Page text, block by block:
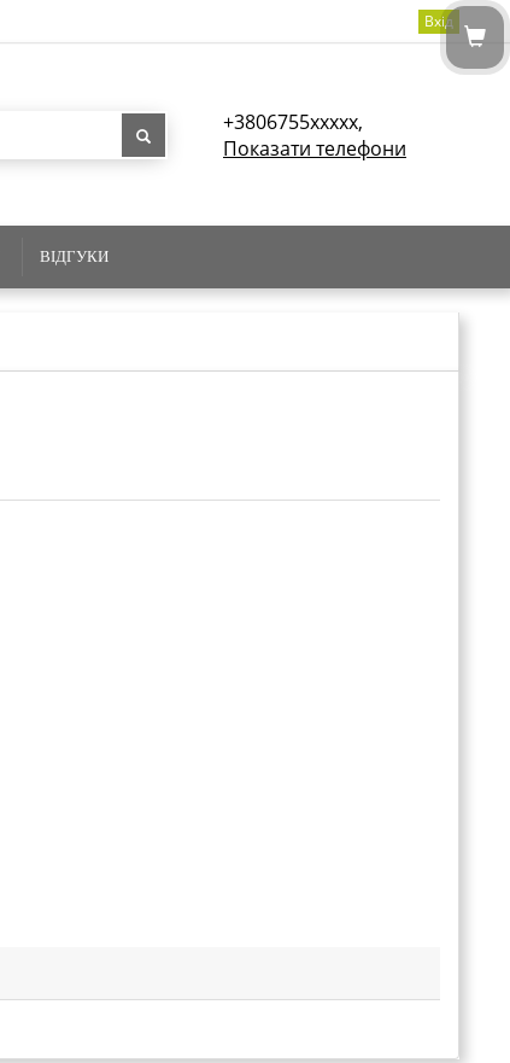
Вхід
+3806755xxxxx,
Показати телефони
ВІДГУКИ